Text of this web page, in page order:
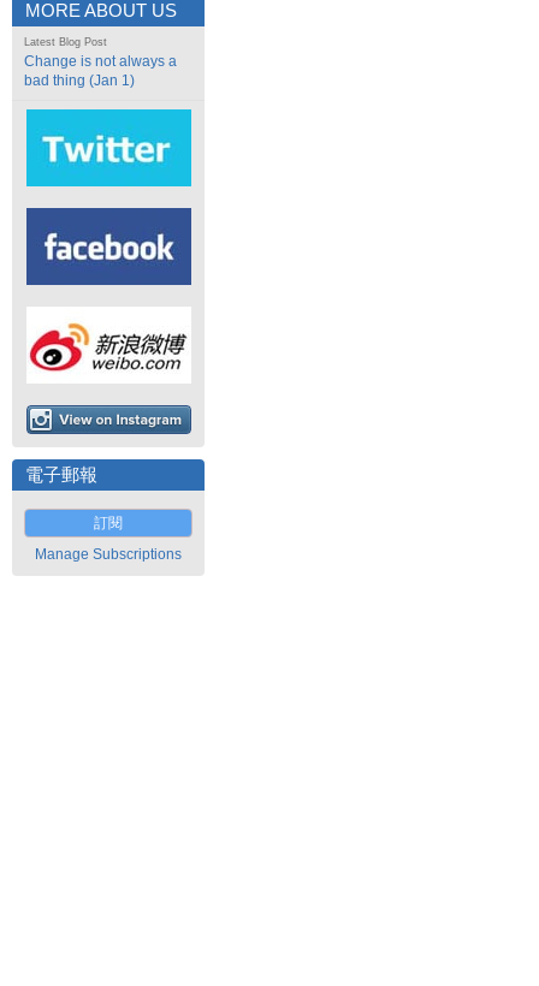
MORE ABOUT US
Latest Blog Post
Change is not always a
bad thing (Jan 1)
電子郵報
訂閱
Manage Subscriptions